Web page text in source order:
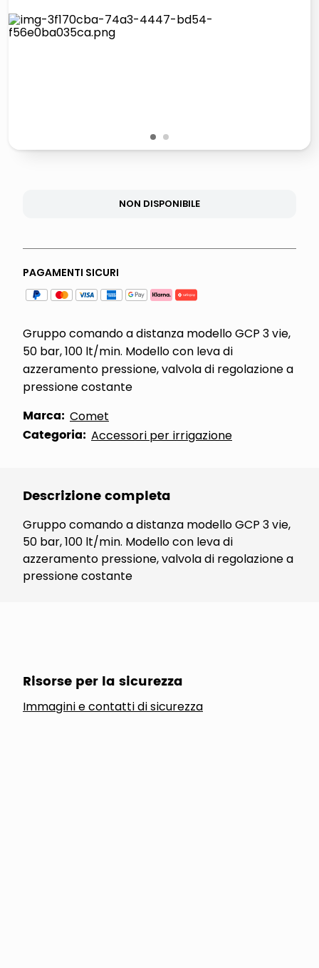
1 2
NON DISPONIBILE
PAGAMENTI SICURI
Gruppo comando a distanza modello GCP 3 vie,
50 bar, 100 lt/min. Modello con leva di
azzeramento pressione, valvola di regolazione a
pressione costante
Marca: Comet
Categoria: Accessori per irrigazione
Descrizione completa
Gruppo comando a distanza modello GCP 3 vie,
50 bar, 100 lt/min. Modello con leva di
azzeramento pressione, valvola di regolazione a
pressione costante
Risorse per la sicurezza
Immagini e contatti di sicurezza